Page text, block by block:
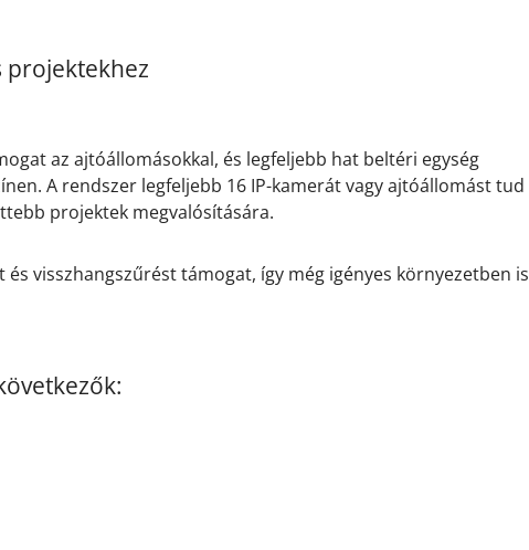
projektekhez
az ajtóállomásokkal, és legfeljebb hat beltéri egység
A rendszer legfeljebb 16 IP-kamerát vagy ajtóállomást tud
projektek megvalósítására.
visszhangszűrést támogat, így még igényes környezetben is